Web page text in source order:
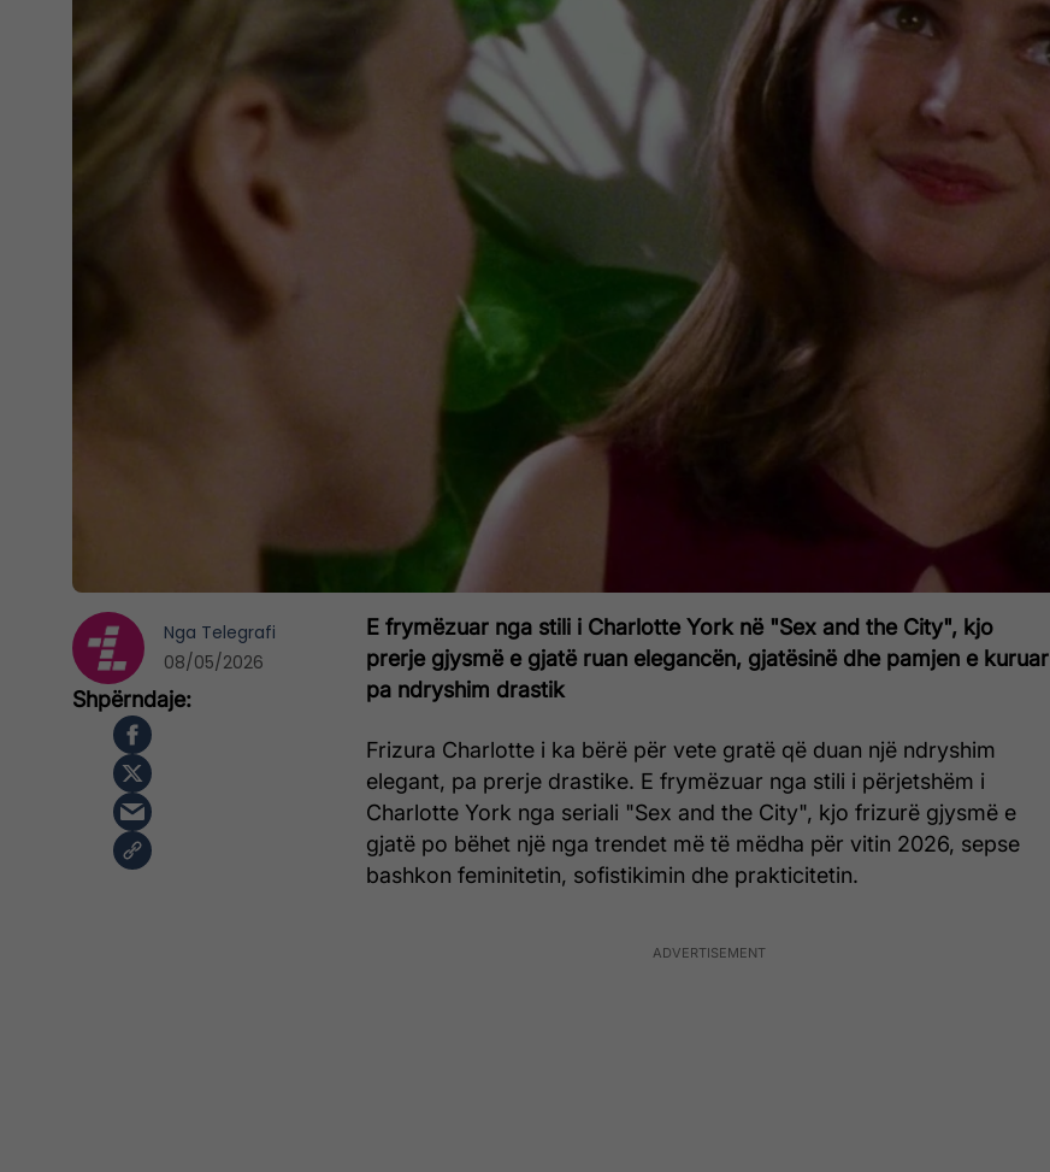
E frymëzuar nga stili i Charlotte York në "Sex and the City", kjo
prerje gjysmë e gjatë ruan elegancën, gjatësinë dhe pamjen e kuruar
pa ndryshim drastik
Frizura Charlotte i ka bërë për vete gratë që duan një ndryshim
elegant, pa prerje drastike. E frymëzuar nga stili i përjetshëm i
Charlotte York nga seriali "Sex and the City", kjo frizurë gjysmë e
gjatë po bëhet një nga trendet më të mëdha për vitin 2026, sepse
bashkon feminitetin, sofistikimin dhe prakticitetin.
Nga Telegrafi
08/05/2026